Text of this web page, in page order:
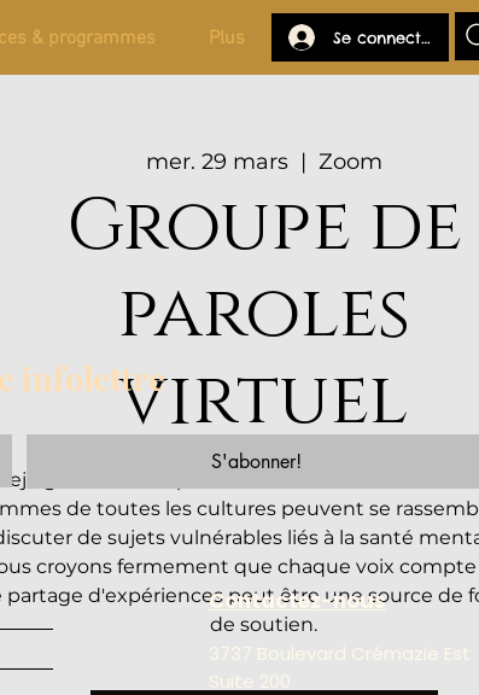
& programmes Plus Se connecter
mer. 29 mars
  |
Zoom
Groupe de
paroles
virtuel
Rejoignez notre espace chaleureux et accueillant
de toutes les cultures peuvent se
de sujets vulnérables liés à la santé
croyons fermement que chaque voix
partage d'expériences peut être une source de
de soutien.
infolettre
S'abonner!
Contactez-nous
3737 Boulevard Crémazie Est
Suite 200